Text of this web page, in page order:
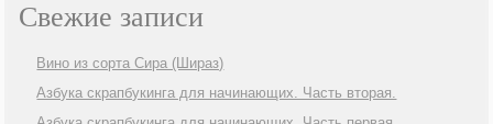
Свежие записи
Вино из сорта Сира (Шираз)
Азбука скрапбукинга для начинающих. Часть вторая.